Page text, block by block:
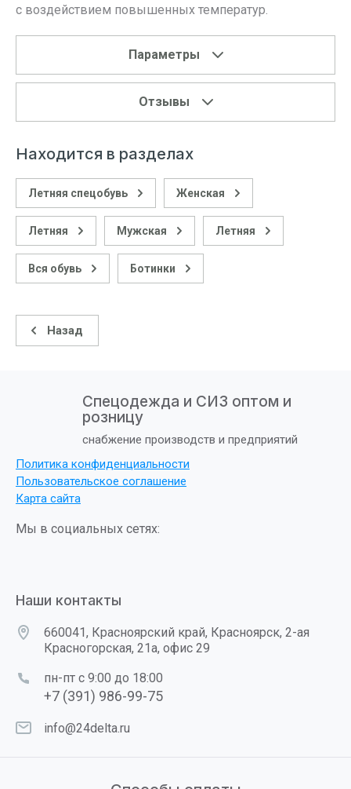
с воздействием повышенных температур.
Параметры
Отзывы
Находится в разделах
Летняя спецобувь Женская
Летняя Мужская Летняя
Вся обувь Ботинки
Назад
Спецодежда и СИЗ оптом и
розницу
снабжение производств и предприятий
Политика конфиденциальности
Пользовательское соглашение
Карта сайта
Мы в социальных сетях:
Наши контакты
660041, Красноярский край, Красноярск, 2-ая
Красногорская, 21а, офис 29
пн-пт с 9:00 до 18:00
+7 (391) 986-99-75
info@24delta.ru